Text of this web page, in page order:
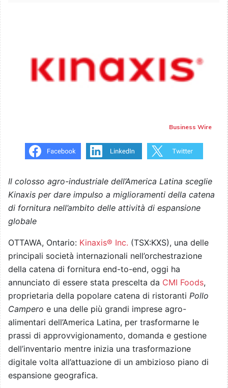
Business Wire
Il colosso agro-industriale dell’America Latina sceglie
Kinaxis per dare impulso a miglioramenti della catena
di fornitura nell’ambito delle attività di espansione
globale
OTTAWA, Ontario: Kinaxis® Inc. (TSX:KXS), una delle
principali società internazionali nell’orchestrazione
della catena di fornitura end-to-end, oggi ha
annunciato di essere stata prescelta da CMI Foods,
proprietaria della popolare catena di ristoranti Pollo
Campero e una delle più grandi imprese agro-
alimentari dell’America Latina, per trasformarne le
prassi di approvvigionamento, domanda e gestione
dell’inventario mentre inizia una trasformazione
digitale volta all’attuazione di un ambizioso piano di
espansione geografica.